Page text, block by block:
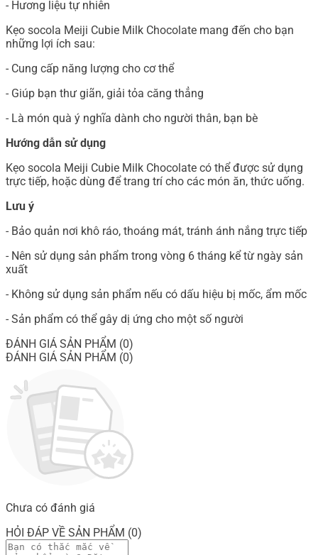
- Hương liệu tự nhiên
Kẹo socola Meiji Cubie Milk Chocolate mang đến cho bạn
những lợi ích sau:
- Cung cấp năng lượng cho cơ thể
- Giúp bạn thư giãn, giải tỏa căng thẳng
- Là món quà ý nghĩa dành cho người thân, bạn bè
Hướng dẫn sử dụng
Kẹo socola Meiji Cubie Milk Chocolate có thể được sử dụng
trực tiếp, hoặc dùng để trang trí cho các món ăn, thức uống.
Lưu ý
- Bảo quản nơi khô ráo, thoáng mát, tránh ánh nắng trực tiếp
- Nên sử dụng sản phẩm trong vòng 6 tháng kể từ ngày sản
xuất
- Không sử dụng sản phẩm nếu có dấu hiệu bị mốc, ẩm mốc
- Sản phẩm có thể gây dị ứng cho một số người
ĐÁNH GIÁ SẢN PHẨM (0)
ĐÁNH GIÁ SẢN PHẨM (0)
Chưa có đánh giá
HỎI ĐÁP VỀ SẢN PHẨM (0)